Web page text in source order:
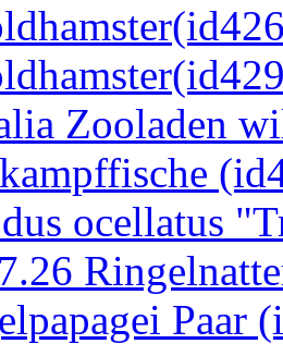
Zooladen
ocellatus
Paar